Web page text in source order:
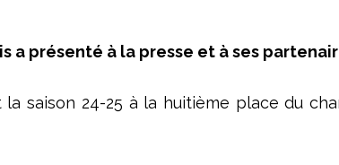
a présenté à la presse et à ses
la saison 24-25 à la huitième place du